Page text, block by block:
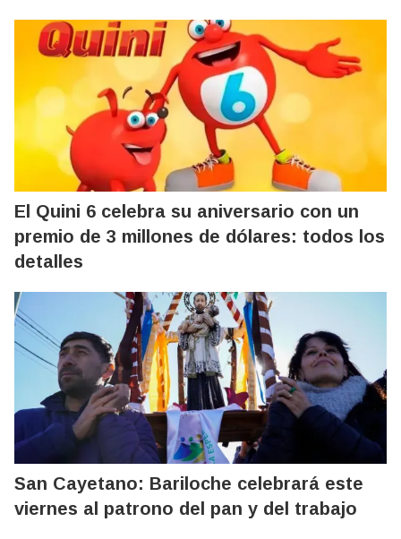
El Quini 6 celebra su aniversario con un
premio de 3 millones de dólares: todos los
detalles
San Cayetano: Bariloche celebrará este
viernes al patrono del pan y del trabajo